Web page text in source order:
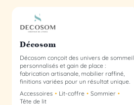
Décosom membre du collectif
Décosom
Décosom conçoit des univers de sommeil
personnalisés et gain de place :
fabrication artisanale, mobilier raffiné,
finitions variées pour un résultat unique.
Accessoires
Lit-coffre
Sommier
Tête de lit